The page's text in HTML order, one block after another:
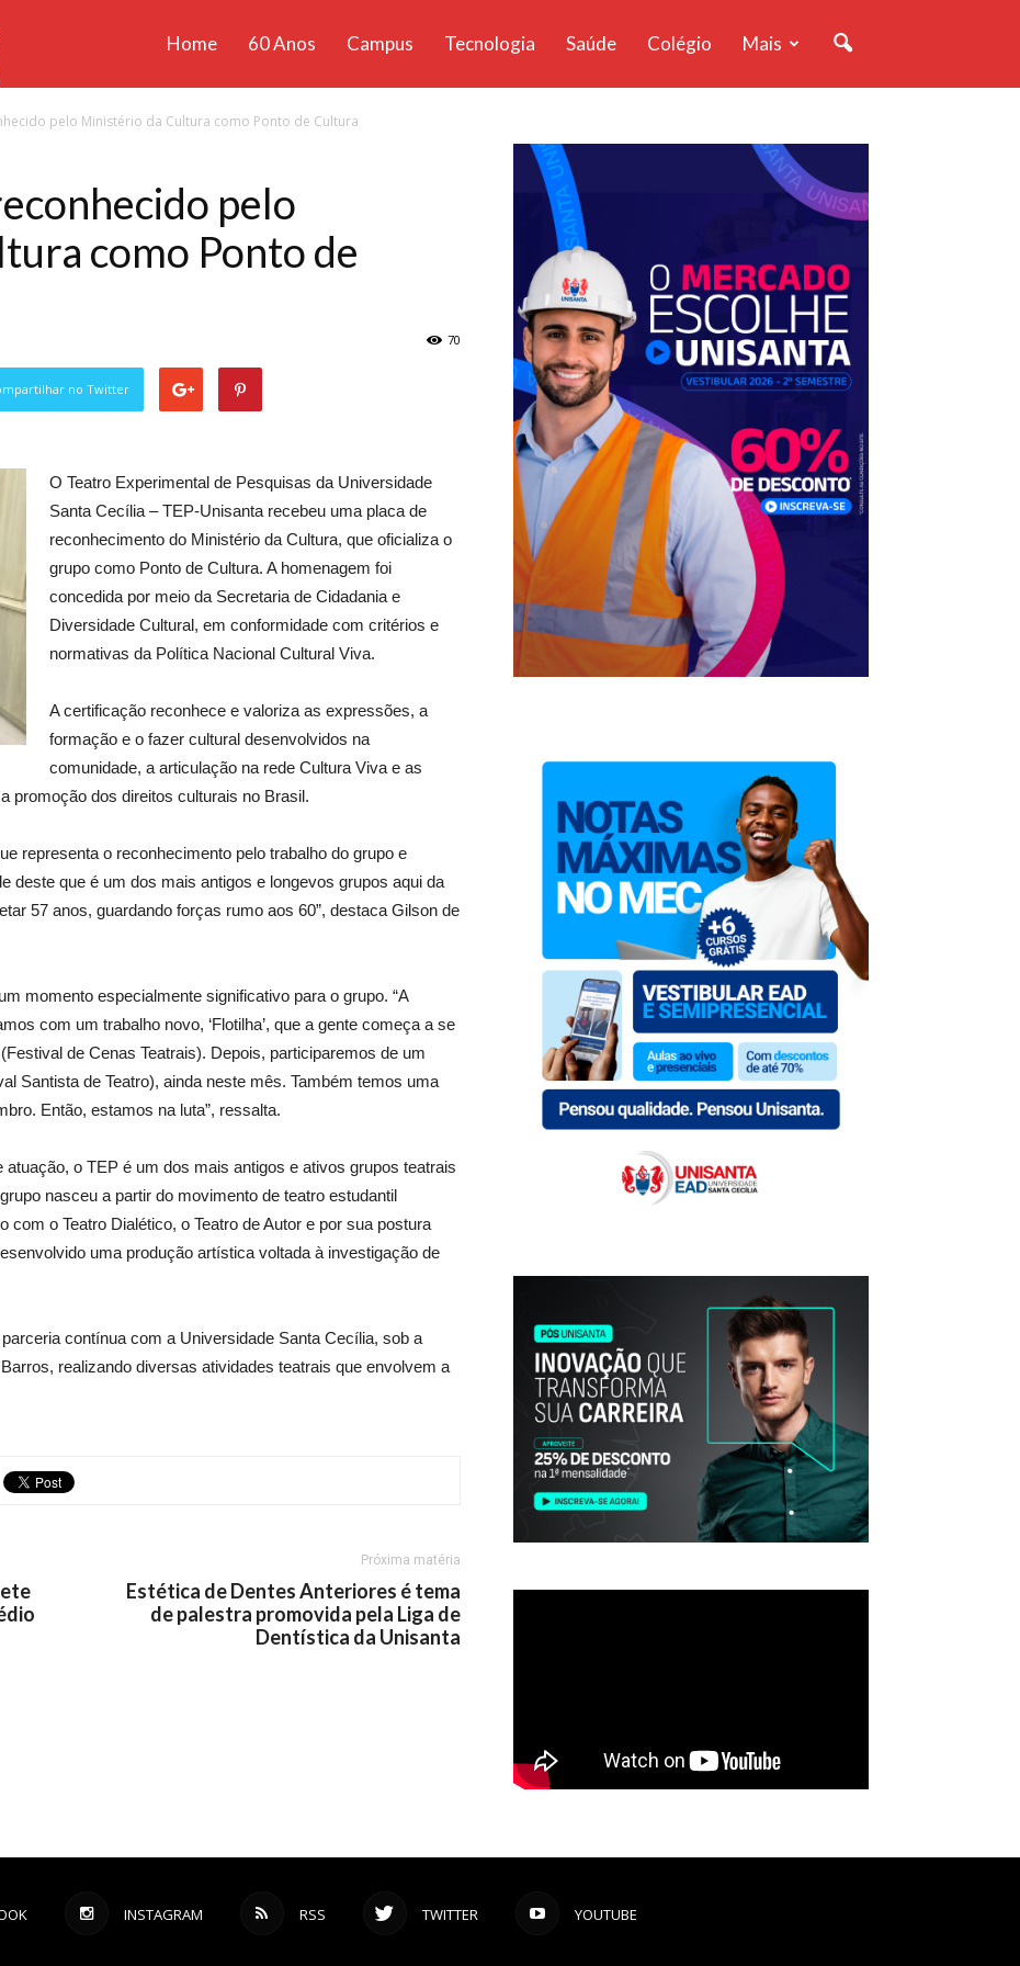
Unisanta
Home 60 Anos Campus Tecnologia Saúde Colégio Mais
pelo Ministério da Cultura como Ponto de Cultura
pelo
como Ponto de
70
no Twitter
O Teatro Experimental de Pesquisas da Universidade
Santa Cecília – TEP-Unisanta recebeu uma placa de
reconhecimento do Ministério da Cultura, que oficializa o
grupo como Ponto de Cultura. A homenagem foi
concedida por meio da Secretaria de Cidadania e
Diversidade Cultural, em conformidade com critérios e
normativas da Política Nacional Cultural Viva.
A certificação reconhece e valoriza as expressões, a
formação e o fazer cultural desenvolvidos na
comunidade, a articulação na rede Cultura Viva e as
promoção dos direitos culturais no Brasil.
representa o reconhecimento pelo trabalho do grupo e
deste que é um dos mais antigos e longevos grupos aqui da
57 anos, guardando forças rumo aos 60”, destaca Gilson de
momento especialmente significativo para o grupo. “A
com um trabalho novo, ‘Flotilha’, que a gente começa a se
de Cenas Teatrais). Depois, participaremos de um
Santista de Teatro), ainda neste mês. Também temos uma
Então, estamos na luta”, ressalta.
o TEP é um dos mais antigos e ativos grupos teatrais
nasceu a partir do movimento de teatro estudantil
o Teatro Dialético, o Teatro de Autor e por sua postura
uma produção artística voltada à investigação de
contínua com a Universidade Santa Cecília, sob a
realizando diversas atividades teatrais que envolvem a
Próxima matéria
Estética de Dentes Anteriores é tema
de palestra promovida pela Liga de
Dentística da Unisanta
INSTAGRAM RSS TWITTER YOUTUBE